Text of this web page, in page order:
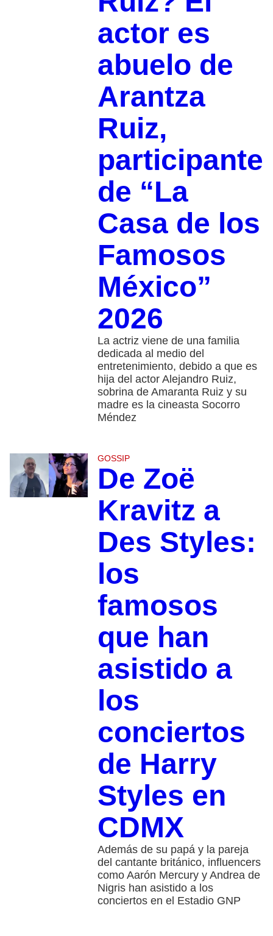
actor es
abuelo de
Arantza
Ruiz,
participante
de “La
Casa de los
Famosos
México”
2026
La actriz viene de una familia
dedicada al medio del
entretenimiento, debido a que es
hija del actor Alejandro Ruiz,
sobrina de Amaranta Ruiz y su
madre es la cineasta Socorro
Méndez
GOSSIP
De Zoë
Kravitz a
Des Styles:
los
famosos
que han
asistido a
los
conciertos
de Harry
Styles en
CDMX
Además de su papá y la pareja
del cantante británico, influencers
como Aarón Mercury y Andrea de
Nigris han asistido a los
conciertos en el Estadio GNP